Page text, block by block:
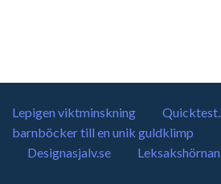
Lepigen viktminskning
barnböcker till en unik guldklimp
Designasjalv.se
Leksakshörnan